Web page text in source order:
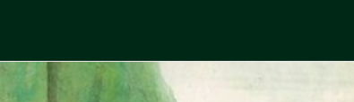
content
中國古典文學